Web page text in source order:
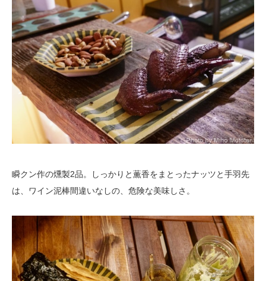
瞬クン作の燻製2品。しっかりと薫香をまとったナッツと手羽先
は、ワイン泥棒間違いなしの、危険な美味しさ。